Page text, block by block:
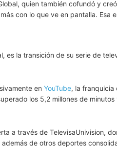
quien también cofundó y
con lo que ve en pantalla. Esa
es la transición de su serie de
en YouTube, la franquicia
los 5,2 millones de
a través de TelevisaUnivision,
de otros deportes